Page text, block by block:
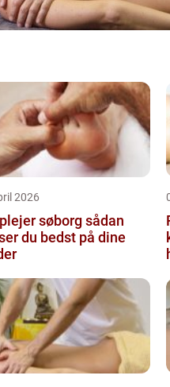
2026
søborg sådan
du bedst på dine